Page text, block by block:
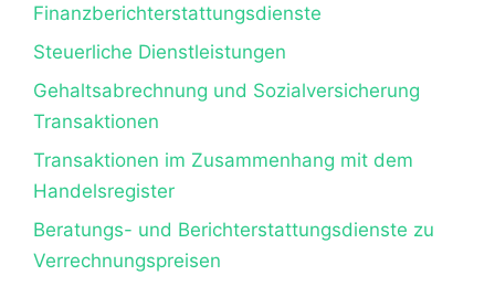
Finanzberichterstattungsdienste
Steuerliche Dienstleistungen
Gehaltsabrechnung und Sozialversicherung
Transaktionen
Transaktionen im Zusammenhang mit dem
Handelsregister
Beratungs- und Berichterstattungsdienste zu
Verrechnungspreisen